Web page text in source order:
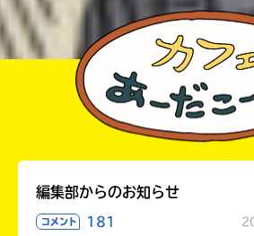
編集部からのお知らせ
コメント 181